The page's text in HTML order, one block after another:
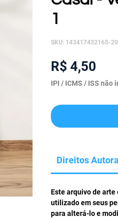
1
SKU: 143417432165-
R$ 4,50
IPI / ICMS / ISS não
Direitos
Este arquivo de arte
utilizado em seus
para alterá-lo e